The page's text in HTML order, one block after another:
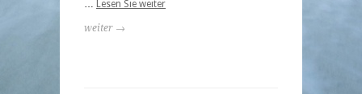
… Lesen Sie weiter
weiter →